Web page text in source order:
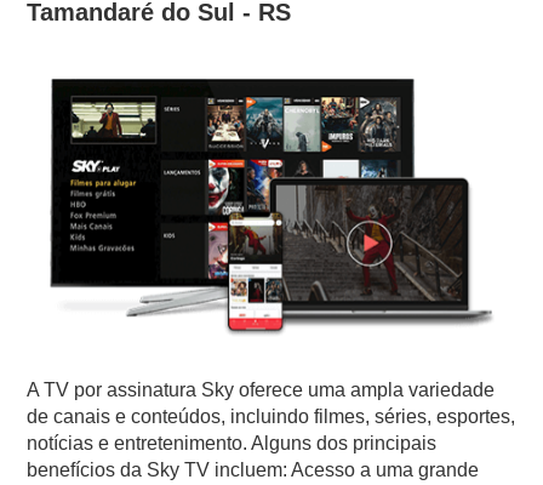
Tamandaré do Sul - RS
A TV por assinatura Sky oferece uma ampla variedade
de canais e conteúdos, incluindo filmes, séries, esportes,
notícias e entretenimento. Alguns dos principais
benefícios da Sky TV incluem: Acesso a uma grande